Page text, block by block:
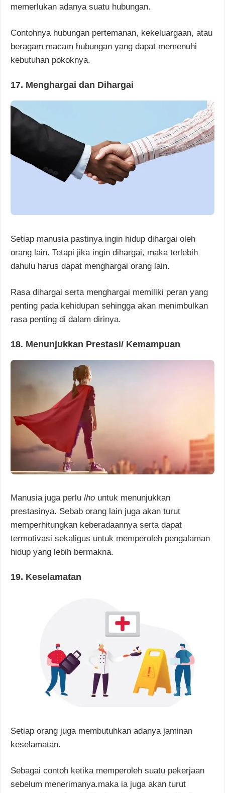
memerlukan adanya suatu hubungan.
Contohnya hubungan pertemanan, kekeluargaan, atau
beragam macam hubungan yang dapat memenuhi
kebutuhan pokoknya.
17. Menghargai dan Dihargai
Setiap manusia pastinya ingin hidup dihargai oleh
orang lain. Tetapi jika ingin dihargai, maka terlebih
dahulu harus dapat menghargai orang lain.
Rasa dihargai serta menghargai memiliki peran yang
penting pada kehidupan sehingga akan menimbulkan
rasa penting di dalam dirinya.
18. Menunjukkan Prestasi/ Kemampuan
Manusia juga perlu lho untuk menunjukkan
prestasinya. Sebab orang lain juga akan turut
memperhitungkan keberadaannya serta dapat
termotivasi sekaligus untuk memperoleh pengalaman
hidup yang lebih bermakna.
19. Keselamatan
Setiap orang juga membutuhkan adanya jaminan
keselamatan.
Sebagai contoh ketika memperoleh suatu pekerjaan
sebelum menerimanya.maka ia juga akan turut